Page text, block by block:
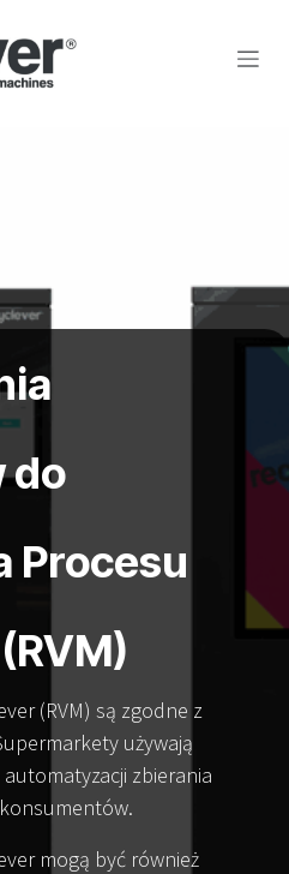
do
Procesu
(RVM) są zgodne z
używają
zbierania
mogą być również